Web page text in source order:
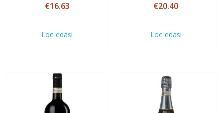
€16.63
Loe edasi
€20.40
Loe edasi